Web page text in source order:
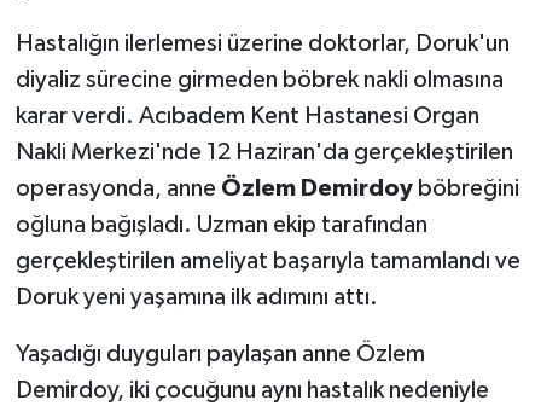
Hastalığın ilerlemesi üzerine doktorlar, Doruk'un
diyaliz sürecine girmeden böbrek nakli olmasına
karar verdi. Acıbadem Kent Hastanesi Organ
Nakli Merkezi'nde 12 Haziran'da gerçekleştirilen
operasyonda, anne Özlem Demirdoyböbreğini
oğluna bağışladı. Uzman ekip tarafından
gerçekleştirilen ameliyat başarıyla tamamlandı ve
Doruk yeni yaşamına ilk adımını attı.
Yaşadığı duyguları paylaşan anne Özlem
Demirdoy, iki çocuğunu aynı hastalık nedeniyle